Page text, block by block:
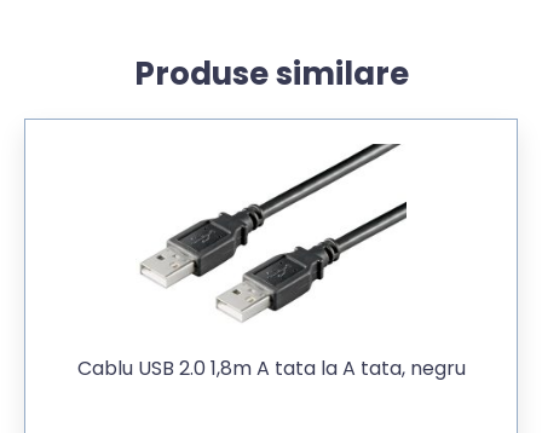
Produse similare
Cablu USB 2.0 1,8m A tata la A tata, negru